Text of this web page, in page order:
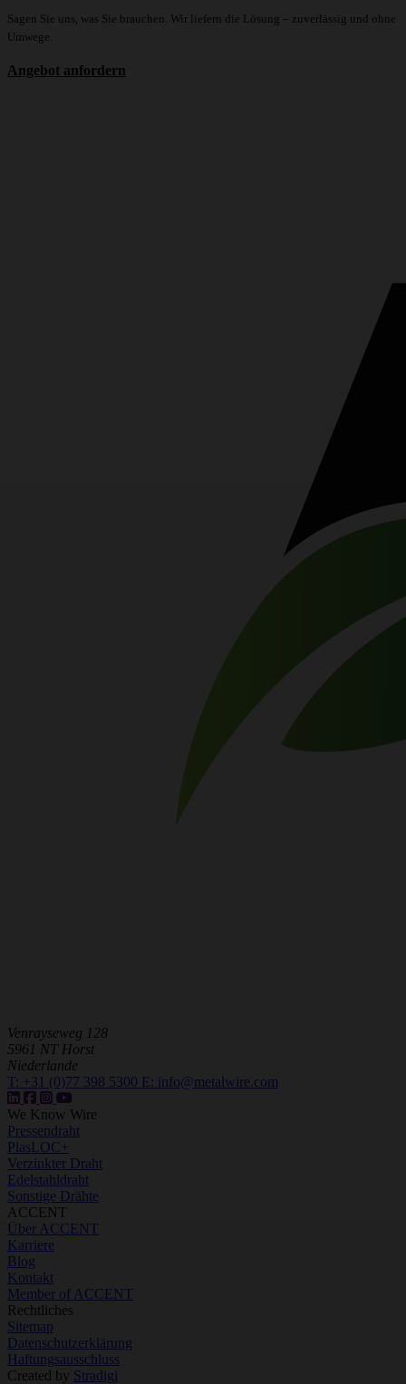
Sagen Sie uns, was Sie brauchen. Wir liefern die Lösung – zuverlässig und ohne
Umwege.
Angebot anfordern
Venrayseweg 128
5961 NT Horst
Niederlande
T: +31 (0)77 398 5300 E: info@metalwire.com
We Know Wire
Pressendraht
PlasLOC+
Verzinkter Draht
Edelstahldraht
Sonstige Drähte
ACCENT
Über ACCENT
Karriere
Blog
Kontakt
Member of ACCENT
Rechtliches
Sitemap
Datenschutzerklärung
Haftungsausschluss
Created by Stradigi